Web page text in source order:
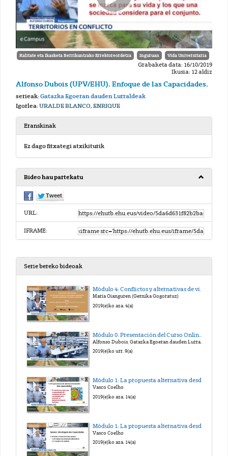
Kalitate eta Ikasketa Berrikuntzako Errektoreordetza Inguruan Vida Universitaria
Grabaketa data: 16/10/2019
Ikusia: 12 aldiz
Alfonso Dubois (UPV/EHU). Enfoque de las Capacidades.
serieak:Gatazka Egoeran dauden Lurraldeak
Igorlea:URALDE BLANCO, ENRIQUE
Eranskinak
Ez dago fitxategi atxikiturik
Bideo hau partekatu
URL:
IFRAME:
Serie bereko bideoak
Módulo 4: Conflictos y alternativas de vida. Apuntes para la construcción de la paz. Presentación.
María Oianguren (Gernika Gogoratuz)
2019(e)ko aza. 4(a)
Alfonso Dubois, Gatazka Egoeran dauden Lurraldeetan eraikitzen alternatibak, ikuspegi partekatuak eta prozesu kolektiboak
2019(e)ko urr. 9(a)
Vasco Coelho
2019(e)ko aza. 14(a)
Vasco Coelho
2019(e)ko aza. 14(a)